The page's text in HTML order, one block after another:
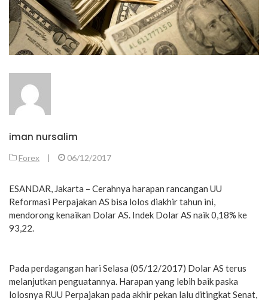
iman nursalim
Forex | 06/12/2017
ESANDAR, Jakarta – Cerahnya harapan rancangan UU
Reformasi Perpajakan AS bisa lolos diakhir tahun ini,
mendorong kenaikan Dolar AS. Indek Dolar AS naik 0,18% ke
93,22.
Pada perdagangan hari Selasa (05/12/2017) Dolar AS terus
melanjutkan penguatannya. Harapan yang lebih baik paska
lolosnya RUU Perpajakan pada akhir pekan lalu ditingkat Senat,